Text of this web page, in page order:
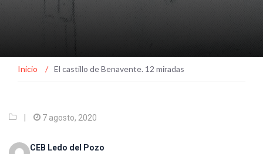
Inicio / El castillo de Benavente. 12 miradas
| 7 agosto, 2020
CEB Ledo del Pozo